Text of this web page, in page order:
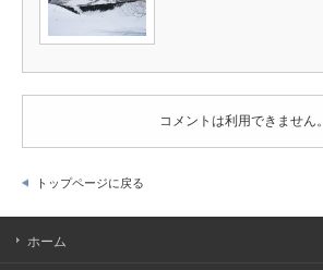
コメントは利用できません。
トップページに戻る
ホーム